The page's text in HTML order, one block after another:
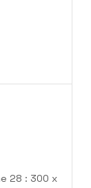
28 : 300 x